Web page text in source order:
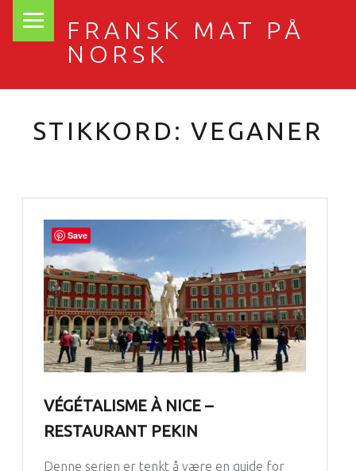
FRANSK MAT PÅ
NORSK
STIKKORD:VEGANER
VÉGÉTALISME À NICE –
RESTAURANT PEKIN
Denne serien er tenkt å være en guide for
Save